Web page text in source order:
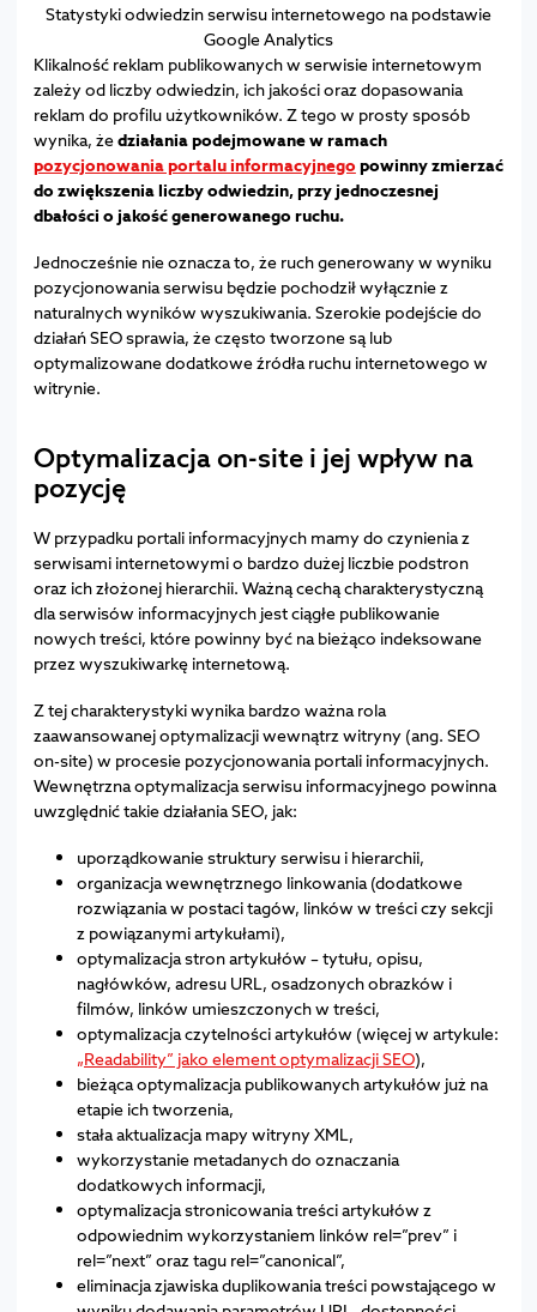
Statystyki odwiedzin serwisu internetowego na podstawie
Google Analytics
Klikalność reklam publikowanych w serwisie internetowym
zależy od liczby odwiedzin, ich jakości oraz dopasowania
reklam do profilu użytkowników. Z tego w prosty sposób
wynika, żedziałania podejmowane w ramach
pozycjonowania portalu informacyjnegopowinny zmierzać
do zwiększenia liczby odwiedzin, przy jednoczesnej
dbałości o jakość generowanego ruchu.
Jednocześnie nie oznacza to, że ruch generowany w wyniku
pozycjonowania serwisu będzie pochodził wyłącznie z
naturalnych wyników wyszukiwania. Szerokie podejście do
działań SEO sprawia, że często tworzone są lub
optymalizowane dodatkowe źródła ruchu internetowego w
witrynie.
Optymalizacja on-site i jej wpływ na
pozycję
W przypadku portali informacyjnych mamy do czynienia z
serwisami internetowymi o bardzo dużej liczbie podstron
oraz ich złożonej hierarchii. Ważną cechą charakterystyczną
dla serwisów informacyjnych jest ciągłe publikowanie
nowych treści, które powinny być na bieżąco indeksowane
przez wyszukiwarkę internetową.
Z tej charakterystyki wynika bardzo ważna rola
zaawansowanej optymalizacji wewnątrz witryny (ang. SEO
on-site) w procesie pozycjonowania portali informacyjnych.
Wewnętrzna optymalizacja serwisu informacyjnego powinna
uwzględnić takie działania SEO, jak:
uporządkowanie struktury serwisu i hierarchii,
organizacja wewnętrznego linkowania (dodatkowe
rozwiązania w postaci tagów, linków w treści czy sekcji
z powiązanymi artykułami),
optymalizacja stron artykułów – tytułu, opisu,
nagłówków, adresu URL, osadzonych obrazków i
filmów, linków umieszczonych w treści,
optymalizacja czytelności artykułów (więcej w artykule:
„Readability” jako element optymalizacji SEO),
bieżąca optymalizacja publikowanych artykułów już na
etapie ich tworzenia,
stała aktualizacja mapy witryny XML,
wykorzystanie metadanych do oznaczania
dodatkowych informacji,
optymalizacja stronicowania treści artykułów z
odpowiednim wykorzystaniem linków rel=”prev” i
rel=”next” oraz tagu rel=”canonical”,
eliminacja zjawiska duplikowania treści powstającego w